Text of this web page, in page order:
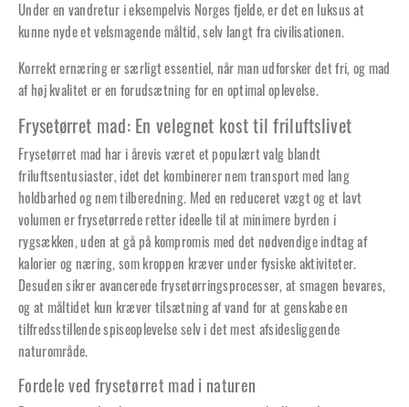
Under en vandretur i eksempelvis Norges fjelde, er det en luksus at
kunne nyde et velsmagende måltid, selv langt fra civilisationen.
Korrekt ernæring er særligt essentiel, når man udforsker det fri, og mad
af høj kvalitet er en forudsætning for en optimal oplevelse.
Frysetørret mad: En velegnet kost til friluftslivet
Frysetørret mad har i årevis været et populært valg blandt
friluftsentusiaster, idet det kombinerer nem transport med lang
holdbarhed og nem tilberedning. Med en reduceret vægt og et lavt
volumen er frysetørrede retter ideelle til at minimere byrden i
rygsækken, uden at gå på kompromis med det nødvendige indtag af
kalorier og næring, som kroppen kræver under fysiske aktiviteter.
Desuden sikrer avancerede frysetørringsprocesser, at smagen bevares,
og at måltidet kun kræver tilsætning af vand for at genskabe en
tilfredsstillende spiseoplevelse selv i det mest afsidesliggende
naturområde.
Fordele ved frysetørret mad i naturen